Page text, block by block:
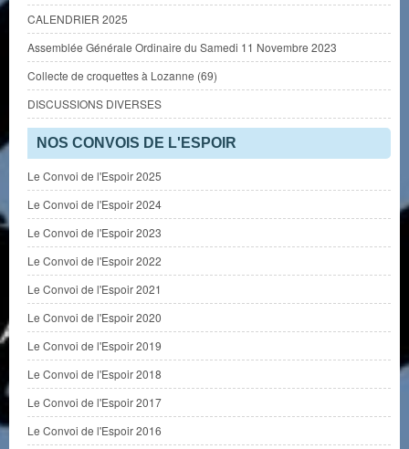
CALENDRIER 2025
Assemblée Générale Ordinaire du Samedi 11 Novembre 2023
Collecte de croquettes à Lozanne (69)
DISCUSSIONS DIVERSES
NOS CONVOIS DE L'ESPOIR
Le Convoi de l'Espoir 2025
Le Convoi de l'Espoir 2024
Le Convoi de l'Espoir 2023
Le Convoi de l'Espoir 2022
Le Convoi de l'Espoir 2021
Le Convoi de l'Espoir 2020
Le Convoi de l'Espoir 2019
Le Convoi de l'Espoir 2018
Le Convoi de l'Espoir 2017
Le Convoi de l'Espoir 2016